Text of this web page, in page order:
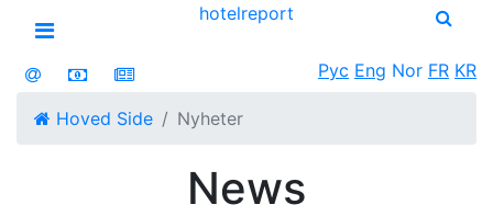
Open menu
hotelreport
Рус Eng Nor FR KR
Hoved Side Nyheter
News